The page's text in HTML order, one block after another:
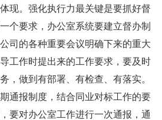
现。强化执行力最关键是要抓好督
个要求，办公室系统要建立督办制
司的各种重要会议明确下来的重大
工作时提出来的工作要求，要及时
，做到有部署、有检查、有落实。
通报制度，结合同业对标工作的要
要对办公室工作进行一次通报，通